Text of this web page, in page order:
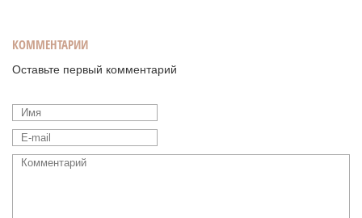
КОММЕНТАРИИ
Оставьте первый комментарий